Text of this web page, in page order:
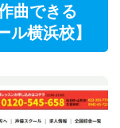
曲できる
ル横浜校】